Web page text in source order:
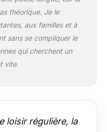
théorique. Je le
aux familles et à
sans se compliquer le
qui cherchent un
vite.
loisir régulière, la